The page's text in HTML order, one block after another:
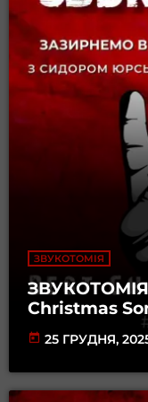
ЗВУКОТОМІЯ
ЗВУКОТОМІЯ
Christmas
today 25 ГРУДНЯ,